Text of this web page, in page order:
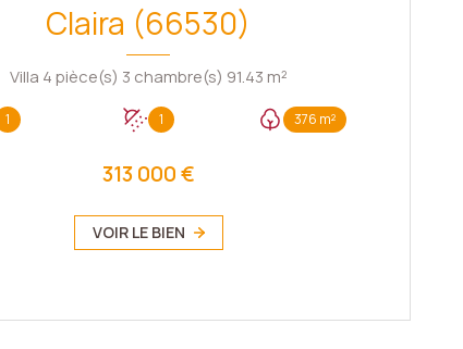
Claira (66530)
Villa 4 pièce(s) 3 chambre(s) 91.43 m²
1 1 376 m²
313 000 €
VOIR LE BIEN